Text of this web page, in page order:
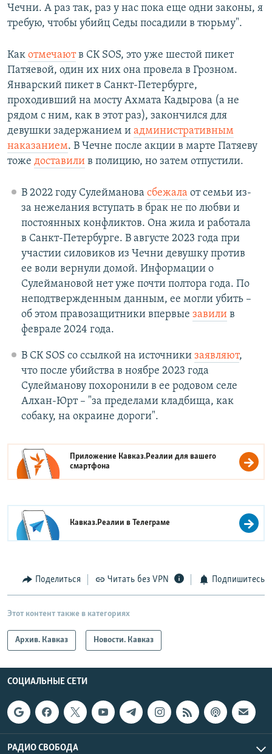
Чечни. А раз так, раз у нас пока еще одни законы, я
требую, чтобы убийц Седы посадили в тюрьму".
Как отмечаютв СК SOS, это уже шестой пикет
Патяевой, один их них она провела в Грозном.
Январский пикет в Санкт-Петербурге,
проходивший на мосту Ахмата Кадырова (а не
рядом с ним, как в этот раз), закончился для
девушки задержанием и административным
наказанием. В Чечне после акции в марте Патяеву
тоже доставили в полицию, но затем отпустили.
В 2022 году Сулейманова сбежала от семьи из-
за нежелания вступать в брак не по любви и
постоянных конфликтов. Она жила и работала
в Санкт-Петербурге. В августе 2023 года при
участии силовиков из Чечни девушку против
ее воли вернули домой. Информации о
Сулеймановой нет уже почти полтора года. По
неподтвержденным данным, ее могли убить –
об этом правозащитники впервые завилив
феврале 2024 года.
В СК SOS со ссылкой на источники заявляют,
что после убийства в ноябре 2023 года
Сулейманову похоронили в ее родовом селе
Алхан-Юрт – "за пределами кладбища, как
собаку, на окраине дороги".
Приложение Кавказ.Реалии для вашего
смартфона
Кавказ.Реалии вТелеграме
Поделиться Читать без VPN Подпишитесь
Этот контент также в категориях
Архив. Кавказ Новости. Кавказ
СОЦИАЛЬНЫЕ СЕТИ
РАДИО СВОБОДА